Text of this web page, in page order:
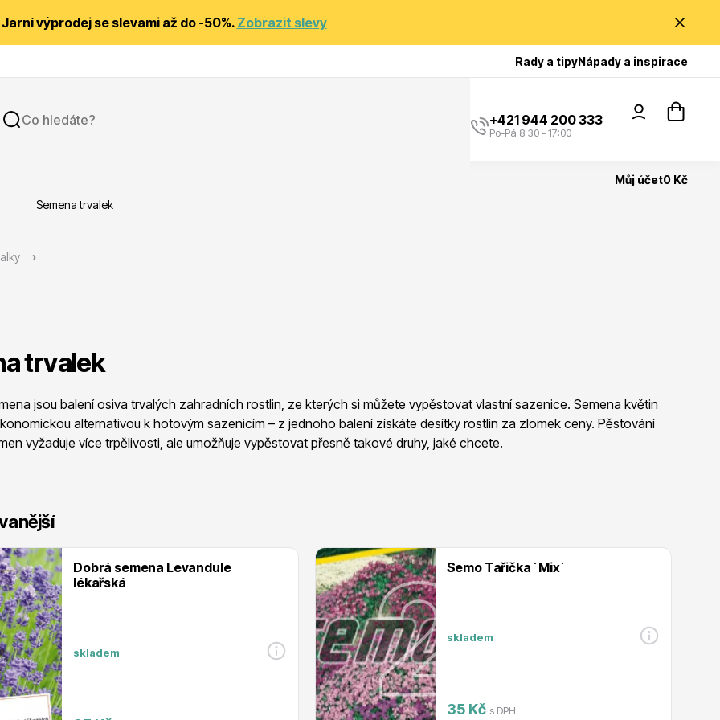
Jarní výprodej se slevami až do -50%. Zobrazit slevy
Rady a tipyNápady a inspirace
Poradíme Vám?
+421 944 200 333
Po-Pá 8:30 - 17:00
Můj účet0 Kč
Semena trvalek
trvalek
jsou balení osiva trvalých zahradních rostlin, ze kterých si můžete vypěstovat vlastní sazenice. Semena květin
alternativou k hotovým sazenicím – z jednoho balení získáte desítky rostlin za zlomek ceny. Pěstování
vyžaduje více trpělivosti, ale umožňuje vypěstovat přesně takové druhy, jaké chcete.
– z jednoho balení vypěstujete desítky rostlin
druhů – semena květin trvalek jsou dostupná i pro vzácnější druhy
ve správný čas pro dané stanoviště
procesu pěstování od semínka po kvetoucí rostlinu
Dobrá semena Levandule
lékařská
skladem
Semo Tařička ´Mix´
skladem
35 Kč s DPH